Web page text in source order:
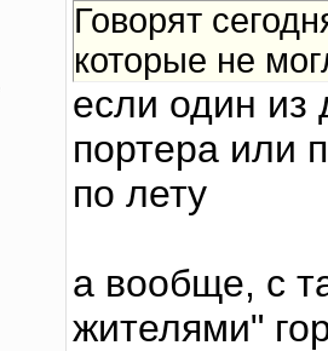
Говорят
которые не
если один из
портера или
по лету
а вообще, с
жителями"